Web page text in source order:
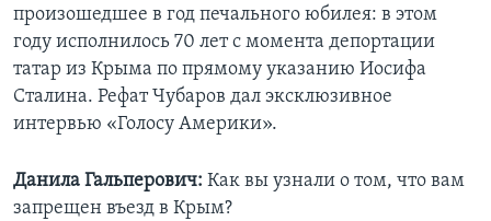
произошедшее в год печального юбилея: в этом
году исполнилось 70 лет с момента депортации
татар из Крыма по прямому указанию Иосифа
Сталина. Рефат Чубаров дал эксклюзивное
интервью «Голосу Америки».
Данила Гальперович: Как вы узнали о том, что вам
запрещен въезд в Крым?